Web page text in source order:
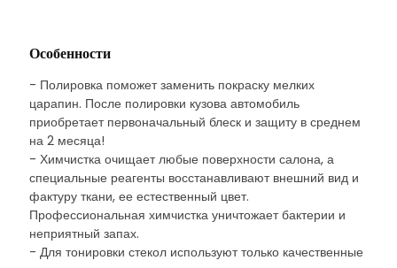
Особенности
- Полировка поможет заменить покраску мелких
царапин. После полировки кузова автомобиль
приобретает первоначальный блеск и защиту в среднем
на 2 месяца!
- Химчистка очищает любые поверхности салона, а
специальные реагенты восстанавливают внешний вид и
фактуру ткани, ее естественный цвет.
Профессиональная химчистка уничтожает бактерии и
неприятный запах.
- Для тонировки стекол используют только качественные